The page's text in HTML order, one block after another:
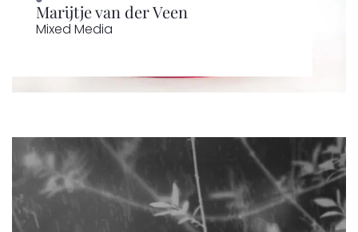
Marijtje van der Veen
Mixed Media